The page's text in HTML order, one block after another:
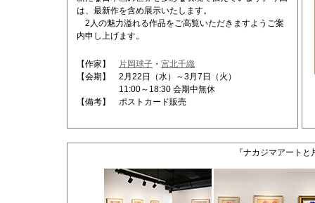
は、最新作を含め展示いたします。
2人の魅力溢れる作品をご高覧いただきますようご案
内申し上げます。
【作家】 片岡球子 ・ 宮北千織
【会期】 2月22日（水）～3月7日（火）
11:00～18:30 会期中無休
【備考】 ポストカード販売
『ナカジマアート